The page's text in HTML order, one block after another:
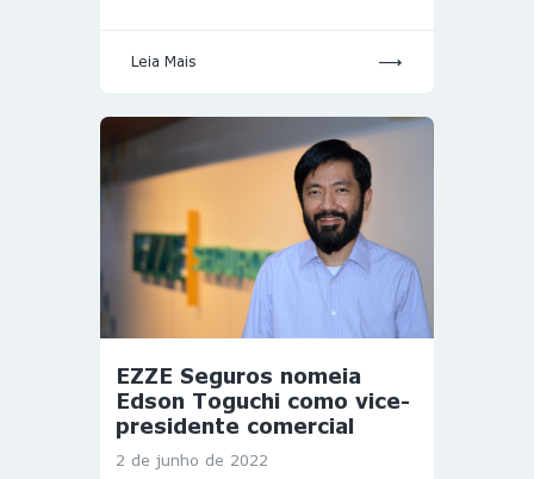
Leia Mais
EZZE Seguros nomeia
Edson Toguchi como vice-
presidente comercial
2 de junho de 2022